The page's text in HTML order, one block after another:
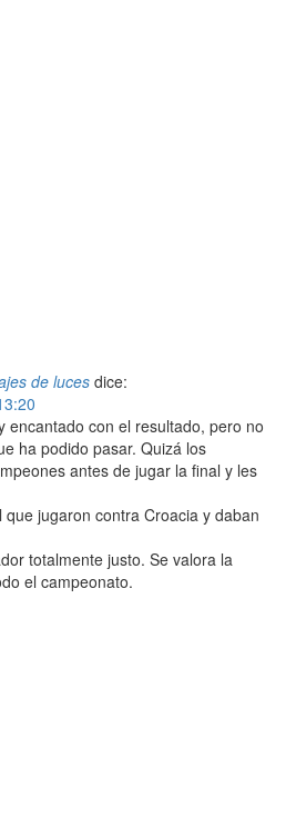
de luces dice:
encantado con el resultado, pero no
ha podido pasar. Quizá los
antes de jugar la final y les
que jugaron contra Croacia y daban
totalmente justo. Se valora la
el campeonato.